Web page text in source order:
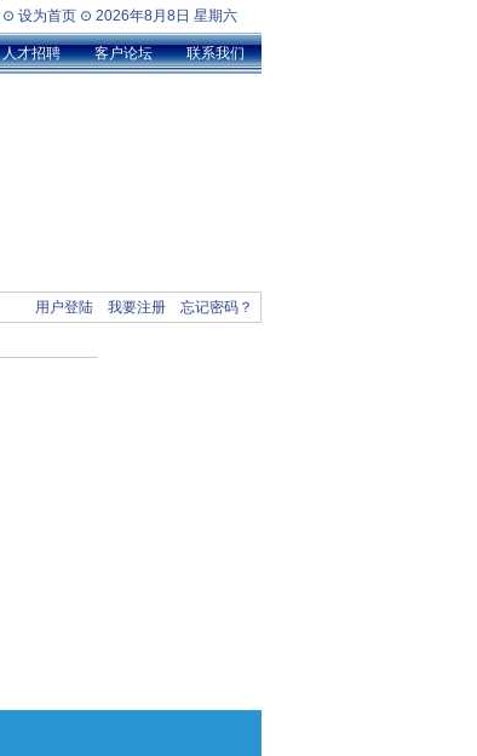
⊙ 设为首页 ⊙ 2026年8月8日 星期六
人才招聘 客户论坛 联系我们
用户登陆 我要注册 忘记密码？